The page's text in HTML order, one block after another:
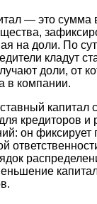
— это сумма
на доли. По
кладут
доли, от
в компании.
капитал
кредиторов и
он фиксирует